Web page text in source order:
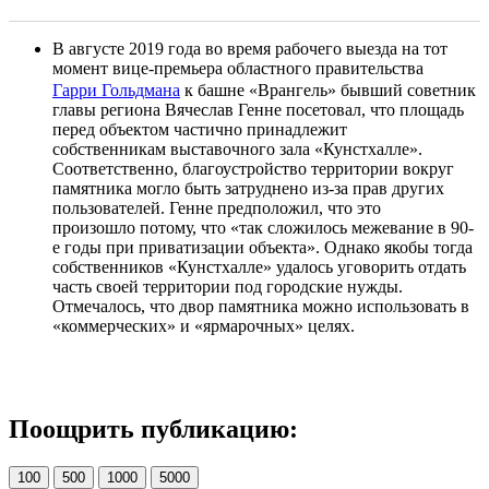
В августе 2019 года во время рабочего выезда на тот
момент вице-премьера областного правительства
Гарри Гольдмана к башне «Врангель» бывший советник
главы региона Вячеслав Генне посетовал, что площадь
перед объектом частично принадлежит
собственникам выставочного зала «Кунстхалле».
Соответственно, благоустройство территории вокруг
памятника могло быть затруднено из-за прав других
пользователей. Генне предположил, что это
произошло потому, что «так сложилось межевание в 90-
е годы при приватизации объекта». Однако якобы тогда
собственников «Кунстхалле» удалось уговорить отдать
часть своей территории под городские нужды.
Отмечалось, что двор памятника можно использовать в
«коммерческих» и «ярмарочных» целях.
Поощрить публикацию:
100 500 1000 5000